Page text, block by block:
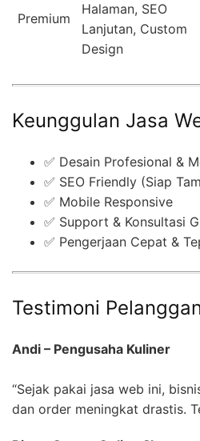
Premium
Halaman, SEO
Lanjutan, Custom
Design
Keunggulan Jasa
✅ Desain Profesional &
✅ SEO Friendly (Siap
✅ Mobile Responsive
✅ Support & Konsultasi
✅ Pengerjaan Cepat &
Testimoni Pelanggan
Andi – Pengusaha Kuliner
“Sejak pakai jasa web ini,
dan order meningkat drastis.